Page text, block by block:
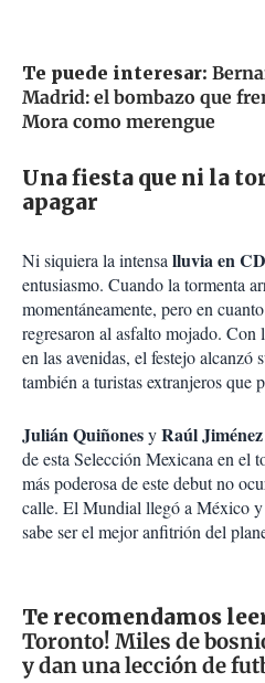
Te puede interesar:
Madrid: el bombazo que
Mora como merengue
Una fiesta que ni la
apagar
Ni siquiera la intensalluvia en
entusiasmo. Cuando la tormenta
momentáneamente, pero en
regresaron al asfalto mojado.
en las avenidas, el festejo alcanzó
también a turistas extranjeros que
Julián QuiñonesyRaúl Jiménez
de esta Selección Mexicana en el
más poderosa de este debut no
calle. El Mundial llegó a México
sabe ser el mejor anfitrión del
Te recomendamos
Toronto! Miles de
y dan una lección de